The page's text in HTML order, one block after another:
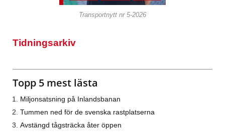
Transportnytt nr 5-2026
Tidningsarkiv
Topp 5 mest lästa
Miljonsatsning på Inlandsbanan
Tummen ned för de svenska rastplatserna
Avstängd tågsträcka åter öppen